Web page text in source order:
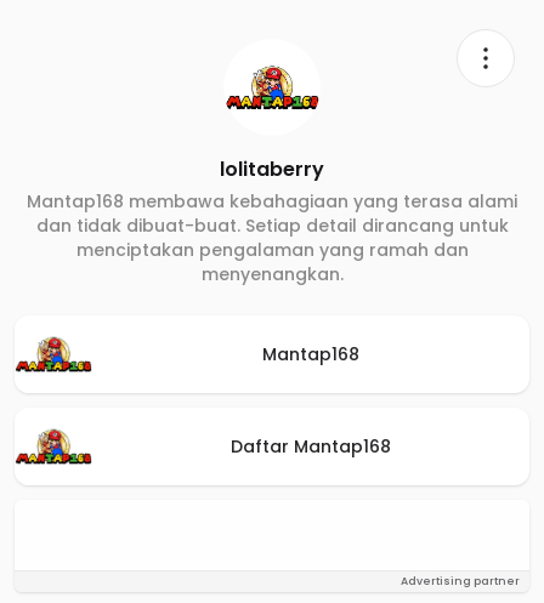
lolitaberry
Mantap168 membawa kebahagiaan yang terasa alami
dan tidak dibuat-buat. Setiap detail dirancang untuk
menciptakan pengalaman yang ramah dan
menyenangkan.
Mantap168
Daftar Mantap168
Advertising partner